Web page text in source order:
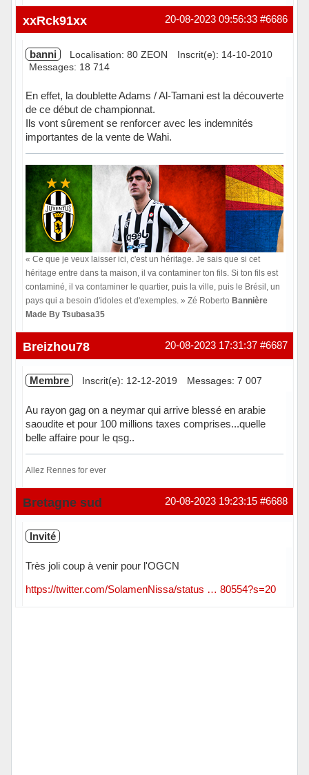
#6686
20-08-2023 09:56:33
xxRck91xx
banni Localisation: 80 ZEON
Inscrit(e): 14-10-2010
Messages: 18 714
En effet, la doublette Adams / Al-Tamani est la découverte
de ce début de championnat.
Ils vont sûrement se renforcer avec les indemnités
importantes de la vente de Wahi.
« Ce que je veux laisser ici, c'est un héritage. Je sais que si cet
héritage entre dans ta maison, il va contaminer ton fils. Si ton fils est
contaminé, il va contaminer le quartier, puis la ville, puis le Brésil, un
pays qui a besoin d'idoles et d'exemples. » Zé Roberto Bannière
Made By Tsubasa35
Hors ligne #6687
20-08-2023 17:31:37
Breizhou78
Membre Inscrit(e): 12-12-2019 Messages: 7 007
Au rayon gag on a neymar qui arrive blessé en arabie
saoudite et pour 100 millions taxes comprises...quelle
belle affaire pour le qsg..
Allez Rennes for ever
Hors ligne #6688
20-08-2023 19:23:15
Bretagne sud
Invité
Très joli coup à venir pour l'OGCN
https://twitter.com/SolamenNissa/status … 80554?s=20